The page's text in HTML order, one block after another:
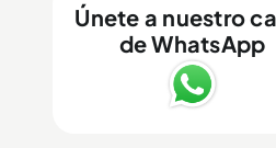
Únete a nuestro
de WhatsApp